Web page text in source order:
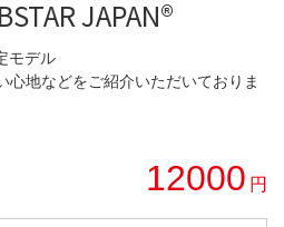
JAPAN®️
モデル
心地などをご紹介いただいておりま
12000 円